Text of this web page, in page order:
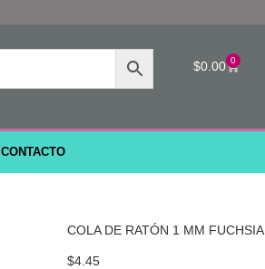
$0.00 0
CONTACTO
COLA DE RATÓN 1 MM FUCHSIA
$4.45